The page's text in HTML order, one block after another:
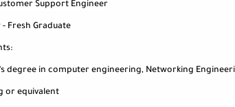
Support Engineer
- Fresh Graduate
degree in computer engineering, Networking
or equivalent